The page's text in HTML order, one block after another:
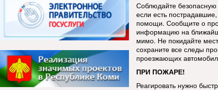
Соблюдайте
если есть
помощи. Сообщите о
информацию на
мимо. Не покидайте
сохраните все следы
проезжающих
ПРИ ПОЖАРЕ!
Реагировать нужно